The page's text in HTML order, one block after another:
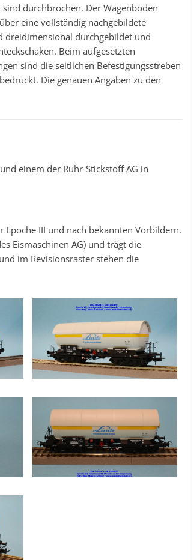
durchbrochen. Der Wagenboden
eine vollständig nachgebildete
dreidimensional durchgebildet und
Beim aufgesetzten
sind die seitlichen Befestigungsstreben
Die genauen Angaben zu den
einem der Ruhr-Stickstoff AG in
Epoche III und nach bekannten Vorbildern.
Eismaschinen AG) und trägt die
im Revisionsraster stehen die